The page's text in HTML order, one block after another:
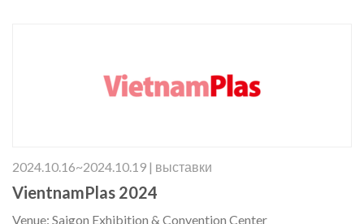
2024.10.16~2024.10.19 | выставки
VientnamPlas 2024
Venue: Saigon Exhibition & Convention Center